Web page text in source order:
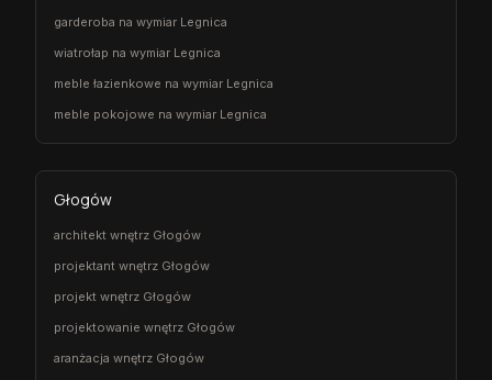
garderoba na wymiar Legnica
wiatrołap na wymiar Legnica
meble łazienkowe na wymiar Legnica
meble pokojowe na wymiar Legnica
Głogów
architekt wnętrz Głogów
projektant wnętrz Głogów
projekt wnętrz Głogów
projektowanie wnętrz Głogów
aranżacja wnętrz Głogów